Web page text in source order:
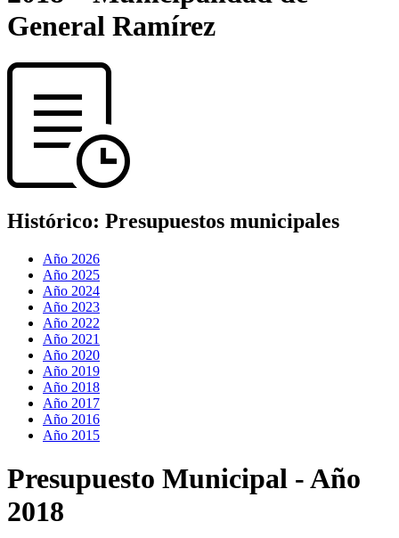
General Ramírez
Histórico: Presupuestos municipales
Año 2026
Año 2025
Año 2024
Año 2023
Año 2022
Año 2021
Año 2020
Año 2019
Año 2018
Año 2017
Año 2016
Año 2015
Presupuesto Municipal - Año
2018